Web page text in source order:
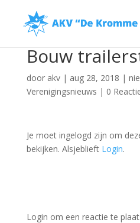
Bouw
door akv| aug 28, 2018 |
Verenigingsnieuws | 0
Je moet ingelogd zijn om
bekijken. Alsjeblieft Login.
Login om een reactie te